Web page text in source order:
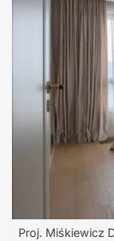
Proj. Miśkiewicz